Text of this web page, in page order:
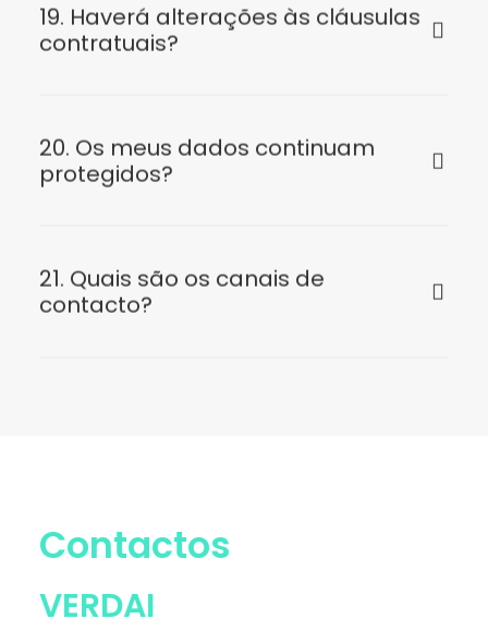
19. Haverá alterações às cláusulas
contratuais?
20. Os meus dados continuam
protegidos?
21. Quais são os canais de
contacto?
Contactos
VERDAI